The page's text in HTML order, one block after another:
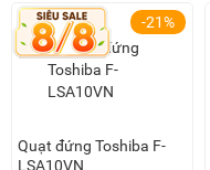
-21%
Quạt đứng Toshiba F-
LSA10VN